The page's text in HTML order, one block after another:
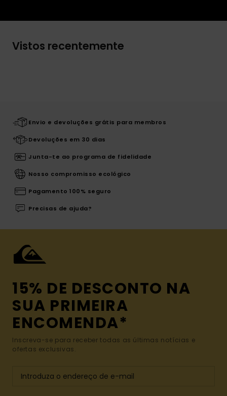
Vistos recentemente
Envio e devoluções grátis para membros
Devoluções em 30 dias
Junta-te ao programa de fidelidade
Nosso compromisso ecológico
Pagamento 100% seguro
Precisas de ajuda?
15% DE DESCONTO NA
SUA PRIMEIRA
ENCOMENDA*
Inscreva-se para receber todas as últimas notícias e
ofertas exclusivas.